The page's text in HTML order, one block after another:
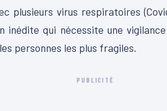
plusieurs virus respiratoires
inédite qui nécessite une
personnes les plus fragiles.
PUBLICITÉ